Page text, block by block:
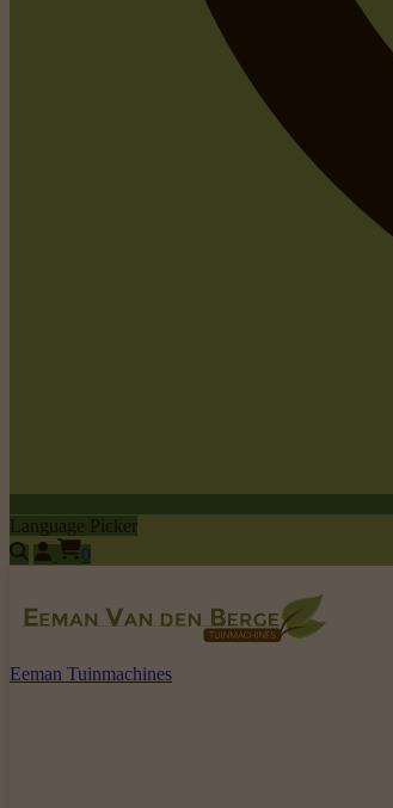
Language Picker
0
Eeman Tuinmachines